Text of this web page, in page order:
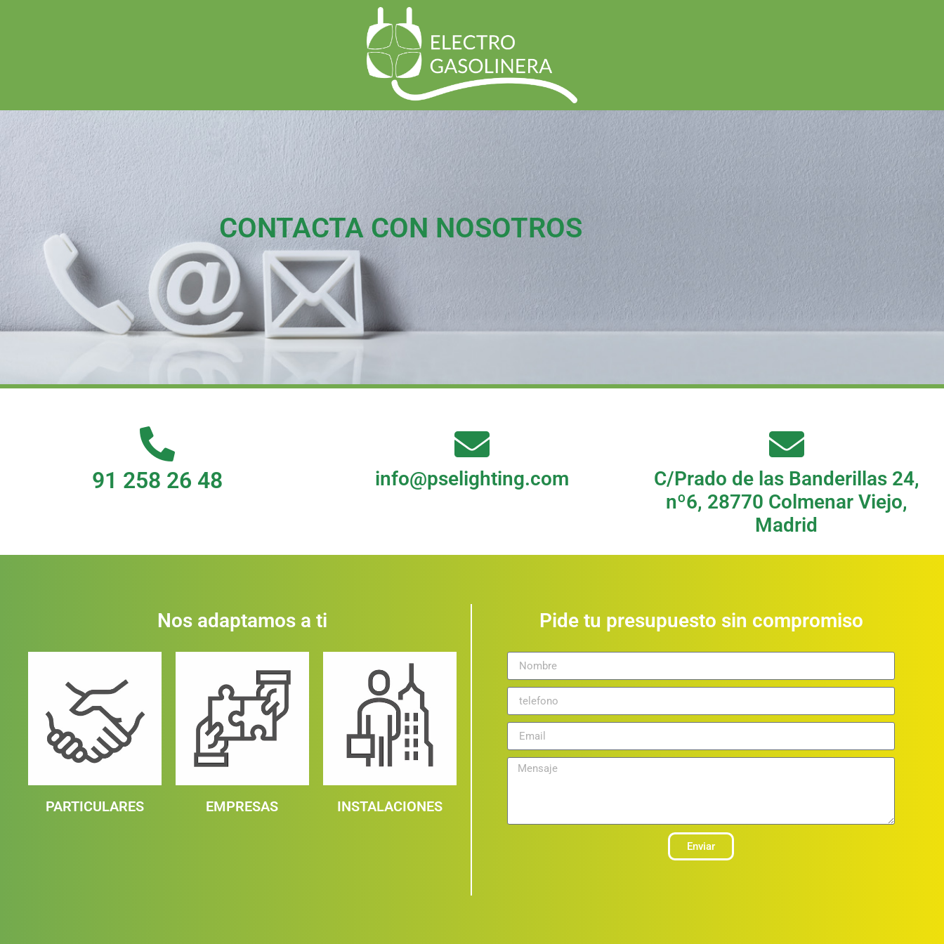
CONTACTA CON NOSOTROS
91 258 26 48 info@pselighting.com
C/Prado de las Banderillas 24,
nº6, 28770 Colmenar Viejo,
Madrid
Nos adaptamos a ti
PARTICULARES EMPRESAS INSTALACIONES
Pide tu presupuesto sin compromiso
Enviar